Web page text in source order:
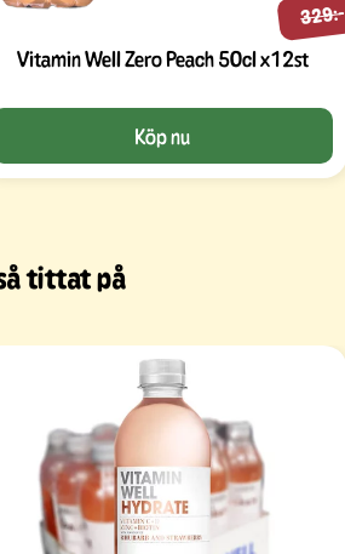
Vitamin Well Zero Peach 50cl x12st
329:-
Köp nu
tittat på